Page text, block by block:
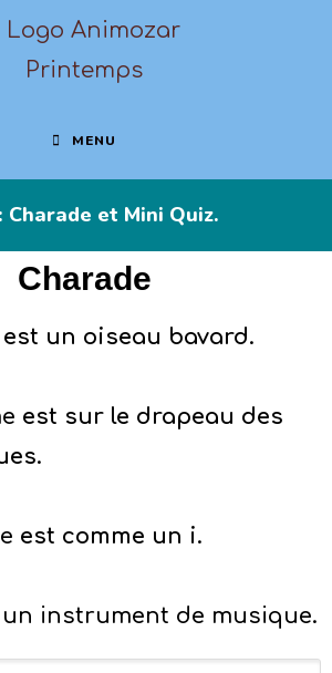
MENU
Charade et Mini Quiz.
Charade
est un oiseau bavard.
est sur le drapeau des
est comme un i.
instrument de musique.